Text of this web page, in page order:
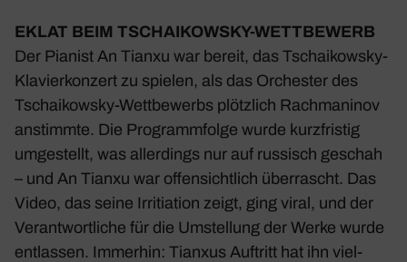
EKLAT BEIM TSCHAI­KOWSKY-WETT­BE­WERB
Der Pianist An Tianxu war bereit, das Tschai­kowsky-
Klavier­kon­zert zu spielen, als das Orchester des
Tschai­kowsky-Wett­be­werbs plötz­lich Rach­ma­ninov
anstimmte. Die Programm­folge wurde kurz­fristig
umge­stellt, was aller­dings nur auf russisch geschah
– und An Tianxu war offen­sicht­lich über­rascht. Das
Video, das seine Irritia­tion zeigt, ging viral, und der
Verant­wort­liche für die Umstel­lung der Werke wurde
entlassen. Immerhin: Tianxus Auftritt hat ihn viel­